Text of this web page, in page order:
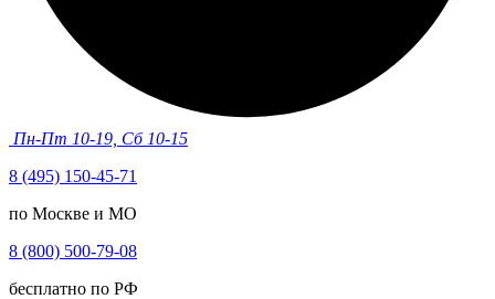
Пн-Пт 10-19, Сб 10-15
8 (495) 150-45-71
по Москве и МО
8 (800) 500-79-08
бесплатно по РФ